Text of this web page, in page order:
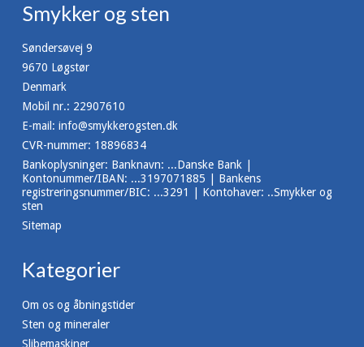
Smykker og sten
Søndersøvej 9
9670 Løgstør
Denmark
Mobil nr.: 22907610
E-mail : info@smykkerogsten.dk
CVR-nummer: 18896834
Bankoplysninger: Banknavn: ...Danske Bank |
Kontonummer/IBAN: ...3197071885 | Bankens
registreringsnummer/BIC: ...3291 | Kontohaver: ..Smykker og
sten
Sitemap
Kategorier
Om os og åbningstider
Sten og mineraler
Slibemaskiner